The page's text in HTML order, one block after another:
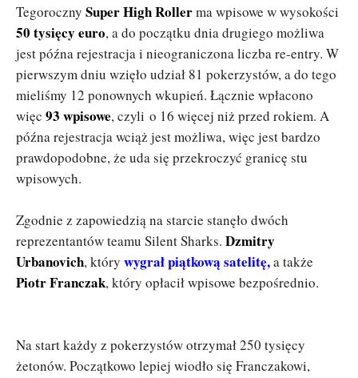
Tegoroczny Super High Rollerma wpisowe w wysokości
50 tysięcy euro, a do początku dnia drugiego możliwa
jest późna rejestracja i nieograniczona liczba re-entry. W
pierwszym dniu wzięło udział 81 pokerzystów, a do tego
mieliśmy 12 ponownych wkupień. Łącznie wpłacono
więc 93 wpisowe, czyli o 16 więcej niż przed rokiem. A
późna rejestracja wciąż jest możliwa, więc jest bardzo
prawdopodobne, że uda się przekroczyć granicę stu
wpisowych.
Zgodnie z zapowiedzią na starcie stanęło dwóch
reprezentantów teamu Silent Sharks. Dzmitry
Urbanovich, który wygrał piątkową satelitę,a także
Piotr Franczak, który opłacił wpisowe bezpośrednio.
Na start każdy z pokerzystów otrzymał 250 tysięcy
żetonów. Początkowo lepiej wiodło się Franczakowi,